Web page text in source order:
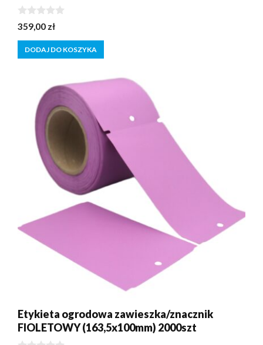
0
z
5
359,00 zł
DODAJ DO KOSZYKA
Etykieta ogrodowa zawieszka/znacznik
FIOLETOWY (163,5x100mm) 2000szt
Dodano do koszyka.
0 produktów -0,00zł